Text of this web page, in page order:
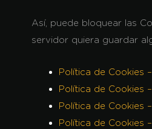
Así, puede bloquear las
servidor quiera guardar
Política de Cookies
Política de Cookies
Política de Cookies
Política de Cookies